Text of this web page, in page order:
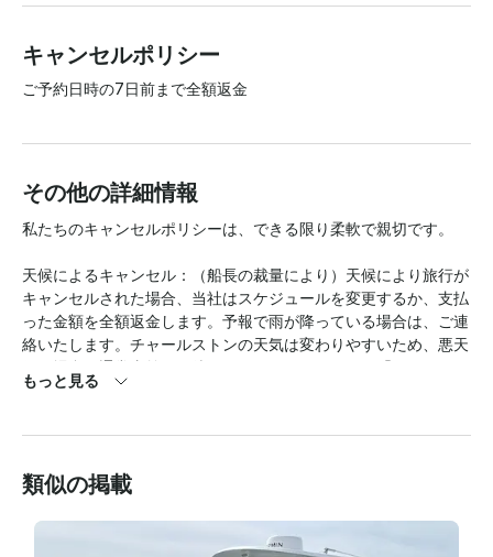
キャンセルポリシー
ご予約日時の7日前まで全額返金
その他の詳細情報
私たちのキャンセルポリシーは、できる限り柔軟で親切です。
天候によるキャンセル：（船長の裁量により）天候により旅行が
キャンセルされた場合、当社はスケジュールを変更するか、支払
った金額を全額返金します。予報で雨が降っている場合は、ご連
絡いたします。チャールストンの天気は変わりやすいため、悪天
候の場合は通常直前まで待ってキャンセルします。「Southern
Wonder」は、簡単にフルエンクロージャーをドロップできるの
濡らさずに保てます
。ゲストによるキャンセル：チャーター日から7日以内にキャン
ンセル料は返金されません
もっと見る
類似の掲載